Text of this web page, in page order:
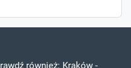
również: Kraków -